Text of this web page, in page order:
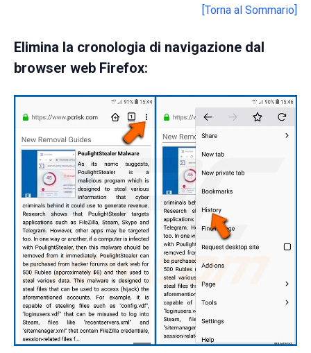
[Torna al Sommario]
Elimina la cronologia di navigazione dal
browser web Firefox: